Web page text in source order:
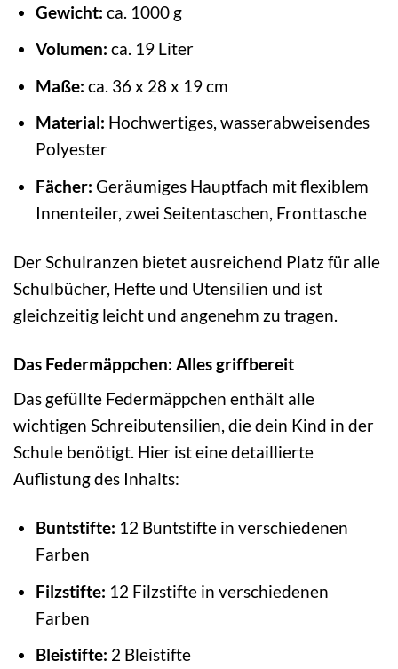
Gewicht: ca. 1000 g
Volumen: ca. 19 Liter
Maße: ca. 36 x 28 x 19 cm
Material: Hochwertiges, wasserabweisendes
Polyester
Fächer: Geräumiges Hauptfach mit flexiblem
Innenteiler, zwei Seitentaschen, Fronttasche
Der Schulranzen bietet ausreichend Platz für alle
Schulbücher, Hefte und Utensilien und ist
gleichzeitig leicht und angenehm zu tragen.
Das Federmäppchen: Alles griffbereit
Das gefüllte Federmäppchen enthält alle
wichtigen Schreibutensilien, die dein Kind in der
Schule benötigt. Hier ist eine detaillierte
Auflistung des Inhalts:
Buntstifte: 12 Buntstifte in verschiedenen
Farben
Filzstifte: 12 Filzstifte in verschiedenen
Farben
Bleistifte: 2 Bleistifte